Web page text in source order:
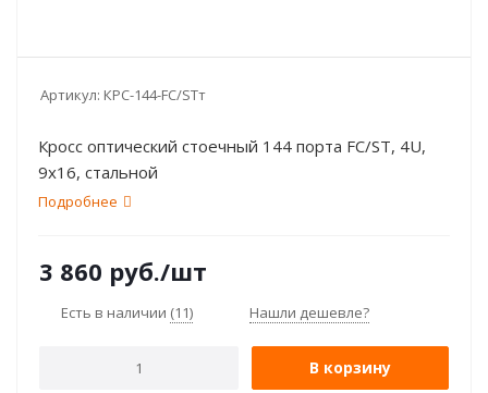
Артикул: КРС-144-FC/STт
Кросс оптический стоечный 144 порта FC/ST, 4U,
9х16, стальной
Подробнее
3 860 руб./шт
Есть в наличии (11) Нашли дешевле?
В корзину